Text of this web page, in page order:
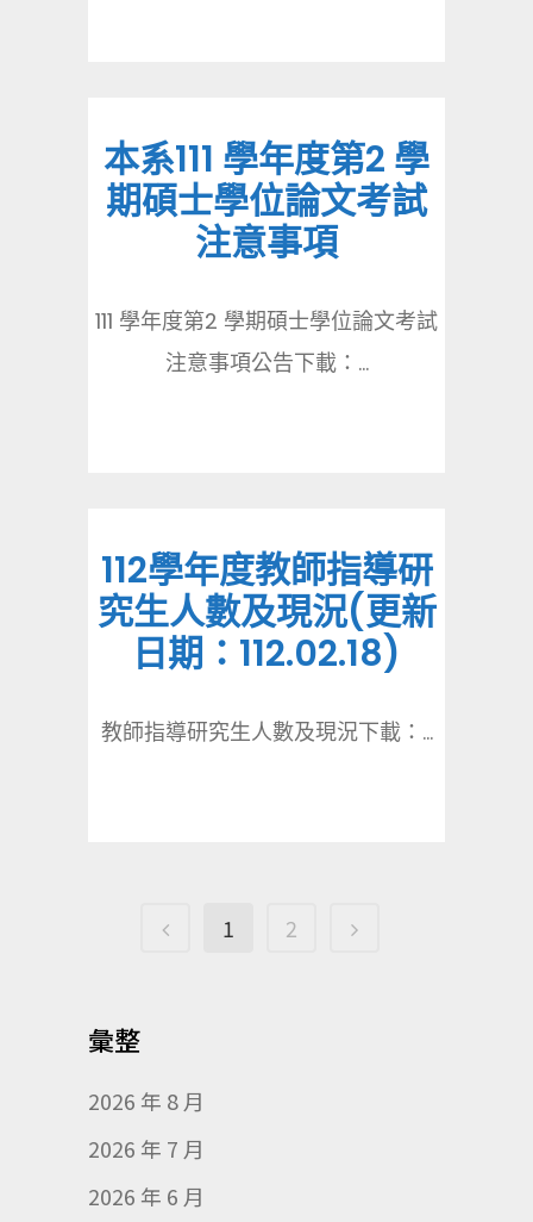
本系111 學年度第2 學
期碩士學位論文考試
注意事項
111 學年度第2 學期碩士學位論文考試
注意事項公告下載：...
112學年度教師指導研
究生人數及現況(更新
日期：112.02.18)
教師指導研究生人數及現況下載：...
1 2
彙整
2026 年 8 月
2026 年 7 月
2026 年 6 月